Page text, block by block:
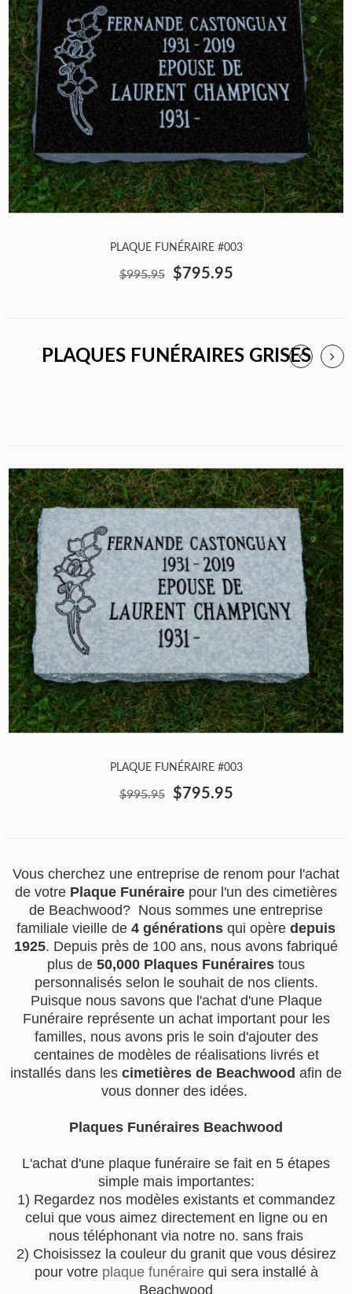
PLAQUE FUNÉRAIRE #003
$995.95 $795.95
PLAQUES FUNÉRAIRES GRISES
PLAQUE FUNÉRAIRE #003
$995.95 $795.95
Vous cherchez une entreprise de renom pour l'achat
de votre Plaque Funéraire pour l'un des cimetières
de Beachwood? Nous sommes une entreprise
familiale vieille de 4 générations qui opère depuis
1925. Depuis près de 100 ans, nous avons fabriqué
plus de 50,000 Plaques Funéraires tous
personnalisés selon le souhait de nos clients.
Puisque nous savons que l'achat d'une Plaque
Funéraire représente un achat important pour les
familles, nous avons pris le soin d'ajouter des
centaines de modèles de réalisations livrés et
installés dans les cimetières de Beachwood afin de
vous donner des idées.
Plaques Funéraires Beachwood
L'achat d'une plaque funéraire se fait en 5 étapes
simple mais importantes:
1) Regardez nos modèles existants et commandez
celui que vous aimez directement en ligne ou en
nous téléphonant via notre no. sans frais
2) Choisissez la couleur du granit que vous désirez
pour votre plaque funérairequi sera installé à
Beachwood